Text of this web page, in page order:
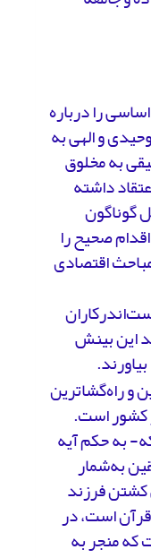
را درباره
و الهی به
به مخلوق
داشته
گوناگون
صحیح را
اقتصادی
این بینش
و راه‌گشاترین
کشور است.
به حکم آیه
به‌شمار
کشتن فرزند
است، در
منجر به